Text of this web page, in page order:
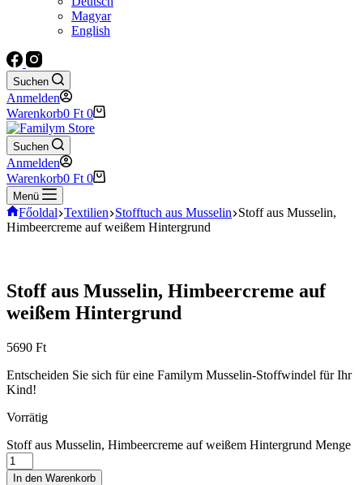
Magyar
English
Suchen
Anmelden
Warenkorb0 Ft 0
Suchen
Anmelden
Warenkorb0 Ft 0
Menü
Főoldal Textilien Stofftuch aus Musselin Stoff aus Musselin,
Himbeercreme auf weißem Hintergrund
Stoff aus Musselin, Himbeercreme auf
weißem Hintergrund
5690 Ft
Entscheiden Sie sich für eine Familym Musselin-Stoffwindel für Ihr
Kind!
Vorrätig
Stoff aus Musselin, Himbeercreme auf weißem Hintergrund Menge
In den Warenkorb